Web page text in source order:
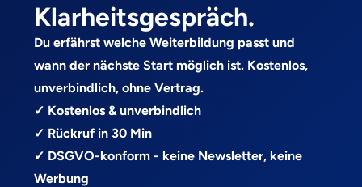
Klarheitsgespräch.
Du erfährst welche Weiterbildung passt und
wann der nächste Start möglich ist. Kostenlos,
unverbindlich, ohne Vertrag.
✓ Kostenlos & unverbindlich
✓ Rückruf in 30 Min
✓ DSGVO-konform - keine Newsletter, keine
Werbung